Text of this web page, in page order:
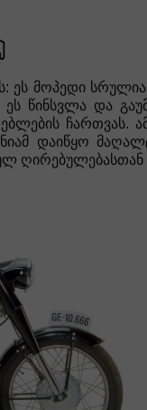
ეს მოპედი
ეს წინსვლა და
ჩართვას.
დაიწყო